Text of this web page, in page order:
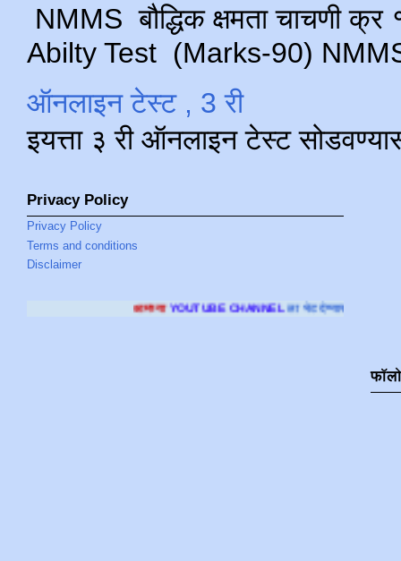
NMMS बौद्धिक क्षमता चाचणी
Abilty Test (Marks-90) NMMS
ऑनलाइन टेस्ट , 3 री
इयत्ता ३ री ऑनलाइन टेस्ट
Privacy Policy
Privacy Policy
Terms and conditions
Disclaimer
YOUTUBE CHANNELला भेट देण्यासाठी क्लिक करा.